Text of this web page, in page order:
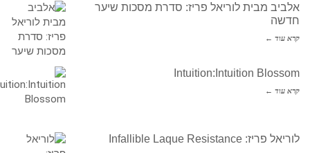
אלביב מבית לוריאל פריז: סדרת מסכות שיער
חדשה
קרא עוד ←
Intuition:Intuition Blossom
קרא עוד ←
לוריאל פריז: Infallible Laque Resistance